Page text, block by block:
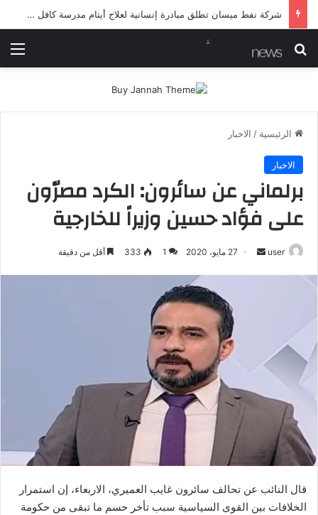
شرطة ميسان تلقي القبض على مطلقي العيارات النارية أثناء تشييع جنائزي في العمارة
بحث عن
الرئيسية / الاخبار
الاخبار
برلماني عن سائرون: الكرد مصرّون
على فؤاد حسين وزيراً للخارجية
user
أرسل 27 مايو، 2020 1
333 أقل من دقيقة
قال النائب عن تحالف سائرون غايب العميري، الاربعاء، إن استمرار
الخلافات بين القوى السياسية سبب تأخر حسم ما تبقى من حكومة